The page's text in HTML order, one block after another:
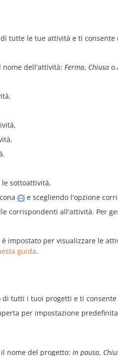
tutte le tue attività e ti
nome dell'attività: Ferma, Chiusa o
sottoattività,
e scegliendo l'opzione
corrispondenti all'attività. Per
impostato per visualizzare le
guida.
di tutti i tuoi progetti e ti
per impostazione
nome del progetto: In pausa,